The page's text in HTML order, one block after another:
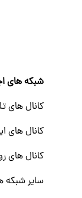
شبکه های
کانال های
کانال های
کانال های
سایر شبکه